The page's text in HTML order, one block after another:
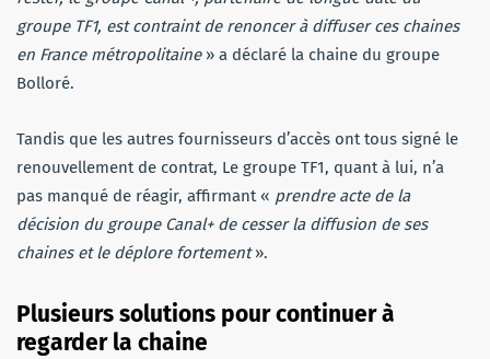
groupe TF1, est contraint de renoncer à diffuser ces chaines
en France métropolitaine» a déclaré la chaine du groupe
Bolloré.
Tandis que les autres fournisseurs d’accès ont tous signé le
renouvellement de contrat, Le groupe TF1, quant à lui, n’a
pas manqué de réagir, affirmant « prendre acte de la
décision du groupe Canal+ de cesser la diffusion de ses
chaines et le déplore fortement».
Plusieurs solutions pour continuer à
regarder la chaine